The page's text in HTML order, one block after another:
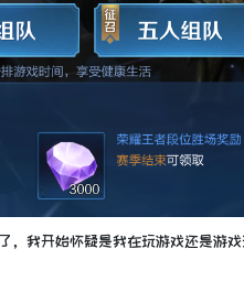
，我开始怀疑是我在玩游戏还是游